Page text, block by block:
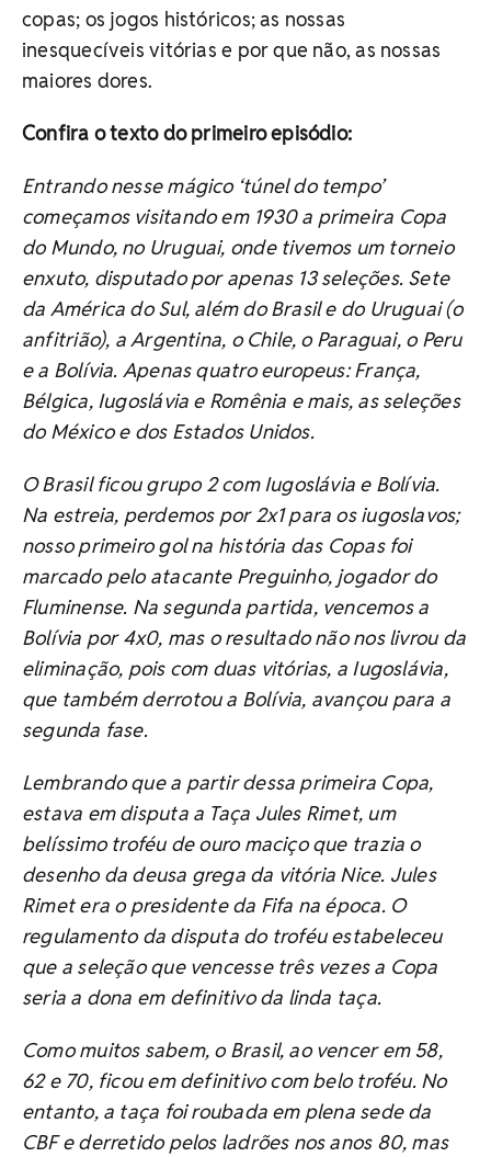
copas; os jogos históricos; as nossas
inesquecíveis vitórias e por que não, as nossas
maiores dores.
Confira o texto do primeiro episódio:
Entrando nesse mágico ‘túnel do tempo’
começamos visitando em 1930 a primeira Copa
do Mundo, no Uruguai, onde tivemos um torneio
enxuto, disputado por apenas 13 seleções. Sete
da América do Sul, além do Brasil e do Uruguai (o
anfitrião), a Argentina, o Chile, o Paraguai, o Peru
e a Bolívia. Apenas quatro europeus: França,
Bélgica, Iugoslávia e Romênia e mais, as seleções
do México e dos Estados Unidos.
O Brasil ficou grupo 2 com Iugoslávia e Bolívia.
Na estreia, perdemos por 2x1 para os iugoslavos;
nosso primeiro gol na história das Copas foi
marcado pelo atacante Preguinho, jogador do
Fluminense. Na segunda partida, vencemos a
Bolívia por 4x0, mas o resultado não nos livrou da
eliminação, pois com duas vitórias, a Iugoslávia,
que também derrotou a Bolívia, avançou para a
segunda fase.
Lembrando que a partir dessa primeira Copa,
estava em disputa a Taça Jules Rimet, um
belíssimo troféu de ouro maciço que trazia o
desenho da deusa grega da vitória Nice. Jules
Rimet era o presidente da Fifa na época. O
regulamento da disputa do troféu estabeleceu
que a seleção que vencesse três vezes a Copa
seria a dona em definitivo da linda taça.
Como muitos sabem, o Brasil, ao vencer em 58,
62 e 70, ficou em definitivo com belo troféu. No
entanto, a taça foi roubada em plena sede da
CBF e derretido pelos ladrões nos anos 80, mas